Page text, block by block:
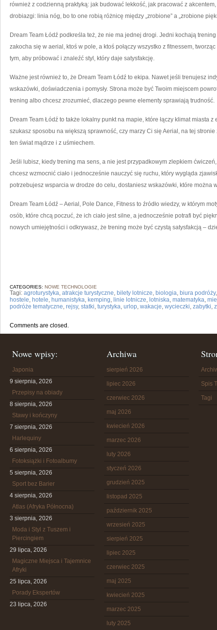
również z codzienną praktyką: jak budować lekkość, jak pracować z
drobiazgi: linia nóg, bo to one robią różnicę między „zrobione” a „zrobione
Dream Team Łódź podkreśla też, że nie ma jednej drogi. Jedni kochają
zakocha się w aerial, ktoś w pole, a ktoś połączy wszystko z fitnessem,
tym, aby próbować i znaleźć styl, który daje satysfakcję.
Ważne jest również to, że Dream Team Łódź to ekipa. Nawet jeśli trenujesz
wskazówki, doświadczenia i pomysły. Strona może być Twoim miejscem
trening albo chcesz zrozumieć, dlaczego pewne elementy sprawiają trudność.
Dream Team Łódź to także lokalny punkt na mapie, które łączy klimat miasta
szukasz sposobu na większą sprawność, czy marzy Ci się Aerial, na tej
ten świat mądrze i z uśmiechem.
Jeśli lubisz, kiedy trening ma sens, a nie jest przypadkowym zlepkiem
chcesz wzmocnić ciało i jednocześnie nauczyć się ruchu, który wygląda
potrzebujesz wsparcia w drodze do celu, dostaniesz wskazówki, które można
Dream Team Łódź – Aerial, Pole Dance, Fitness to źródło wiedzy, w którym
osób, które chcą poczuć, że ich ciało jest silne, a jednocześnie potrafi być
nowych umiejętności i odkrywasz, że trening może być czystą satysfakcją –
CATEGORIES: NOWE TECHNOLOGIE
Tagi: agroturystyka, atrakcje turystyczne, bilety lotnicze, biologia, biura podróży
hostele, hotele, humanistyka, kemping, linie lotnicze, lotniska, matematyka,
podróże tematyczne, rejsy, statki, turystyka, urlop, wakacje, wycieczki, zabytki,
Comments are closed.
Nowe wpisy:
Japonia
9 sierpnia, 2026
Przepisy na obiady
8 sierpnia, 2026
Stawy i kończyny
7 sierpnia, 2026
Harlequiny
6 sierpnia, 2026
Fotoksiążki i Fotoalbumy
5 sierpnia, 2026
Sport bez Barier
4 sierpnia, 2026
Atlas (Afryka Północna)
3 sierpnia, 2026
Moda i Styl z Tuszem i
Piercingiem
29 lipca, 2026
Magiczne Miejsca i Tajemnice
Afryki
25 lipca, 2026
Porady Ekspertów
23 lipca, 2026
Archiwa
sierpień 2026
lipiec 2026
czerwiec 2026
maj 2026
kwiecień 2026
marzec 2026
luty 2026
styczeń 2026
grudzień 2025
listopad 2025
październik 2025
wrzesień 2025
sierpień 2025
lipiec 2025
czerwiec 2025
maj 2025
kwiecień 2025
marzec 2025
luty 2025
Spis
Tagi